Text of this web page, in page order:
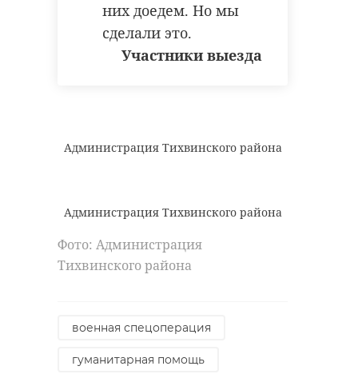
них доедем. Но мы
сделали это.
Участники выезда
Администрация Тихвинского района
Администрация Тихвинского района
Фото: Администрация
Тихвинского района
военная спецоперация
гуманитарная помощь